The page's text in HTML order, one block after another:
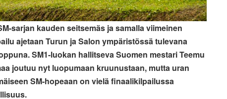
sarjan kauden seitsemäs ja samalla viimeinen
ajetaan Turun ja Salon ympäristössä tulevana
SM1-luokan hallitseva Suomen mestari Teemu
joutuu nyt luopumaan kruunustaan, mutta uran
SM-hopeaan on vielä finaalikilpailussa